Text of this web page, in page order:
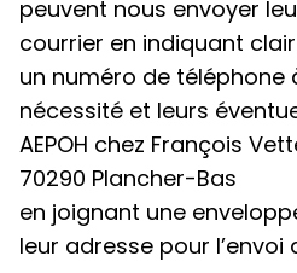
peuvent nous envoyer
courrier en indiquant
un numéro de téléphone
nécessité et leurs
AEPOH chez François
70290 Plancher-Bas
en joignant une
leur adresse pour